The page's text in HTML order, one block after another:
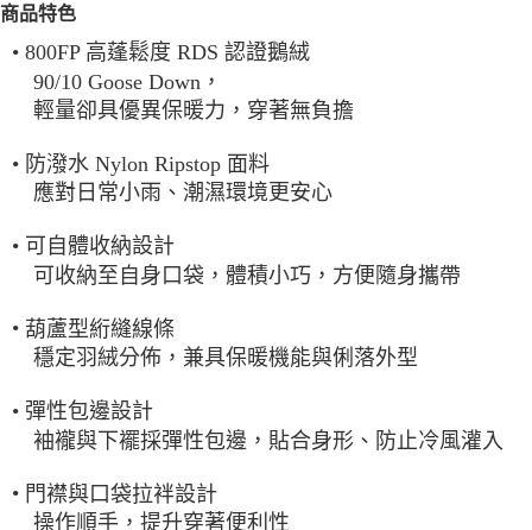
商品特色
• 800FP 高蓬鬆度 RDS 認證鵝絨
90/10 Goose Down，
輕量卻具優異保暖力，穿著無負擔
• 防潑水 Nylon Ripstop 面料
應對日常小雨、潮濕環境更安心
• 可自體收納設計
可收納至自身口袋，體積小巧，方便隨身攜帶
• 葫蘆型絎縫線條
穩定羽絨分佈，兼具保暖機能與俐落外型
• 彈性包邊設計
袖襱與下襬採彈性包邊，貼合身形、防止冷風灌入
• 門襟與口袋拉袢設計
操作順手，提升穿著便利性